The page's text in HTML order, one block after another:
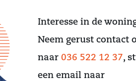
Interesse in de
Neem gerust contact
naar 036 522 12 37,
een email naar